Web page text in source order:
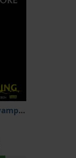
Saga of the Swamp Thing Book 1